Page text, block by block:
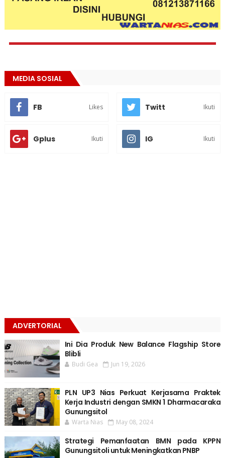
MEDIA SOSIAL
FB Likes Twitt Ikuti
Gplus Ikuti IG Ikuti
ADVERTORIAL
Ini Dia Produk New Balance Flagship Store
Blibli
Budi Gea Jun 19, 2026
PLN UP3 Nias Perkuat Kerjasama Praktek
Kerja Industri dengan SMKN 1 Dharmacaraka
Gunungsitol
Warta Nias May 08, 2024
Strategi Pemanfaatan BMN pada KPPN
Gunungsitoli untuk Meningkatkan PNBP